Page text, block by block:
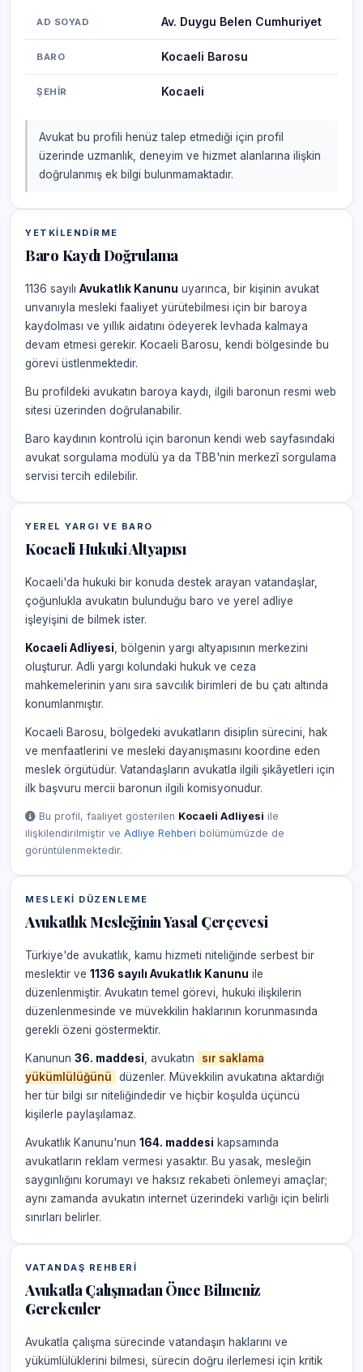
AD SOYAD Av. Duygu Belen Cumhuriyet
BARO Kocaeli Barosu
ŞEHIR Kocaeli
Avukat bu profili henüz talep etmediği için profil
üzerinde uzmanlık, deneyim ve hizmet alanlarına ilişkin
doğrulanmış ek bilgi bulunmamaktadır.
YETKILENDIRME
Baro Kaydı Doğrulama
1136 sayılı Avukatlık Kanunu uyarınca, bir kişinin avukat
unvanıyla mesleki faaliyet yürütebilmesi için bir baroya
kaydolması ve yıllık aidatını ödeyerek levhada kalmaya
devam etmesi gerekir. Kocaeli Barosu, kendi bölgesinde bu
görevi üstlenmektedir.
Bu profildeki avukatın baroya kaydı, ilgili baronun resmi web
sitesi üzerinden doğrulanabilir.
Baro kaydının kontrolü için baronun kendi web sayfasındaki
avukat sorgulama modülü ya da TBB'nin merkezî sorgulama
servisi tercih edilebilir.
YEREL YARGI VE BARO
Kocaeli Hukuki Altyapısı
Kocaeli'da hukuki bir konuda destek arayan vatandaşlar,
çoğunlukla avukatın bulunduğu baro ve yerel adliye
işleyişini de bilmek ister.
Kocaeli Adliyesi , bölgenin yargı altyapısının merkezini
oluşturur. Adli yargı kolundaki hukuk ve ceza
mahkemelerinin yanı sıra savcılık birimleri de bu çatı altında
konumlanmıştır.
Kocaeli Barosu, bölgedeki avukatların disiplin sürecini, hak
ve menfaatlerini ve mesleki dayanışmasını koordine eden
meslek örgütüdür. Vatandaşların avukatla ilgili şikâyetleri için
ilk başvuru mercii baronun ilgili komisyonudur.
Bu profil, faaliyet gösterilen Kocaeli Adliyesi ile
ilişkilendirilmiştir ve Adliye Rehberi bölümümüzde de
görüntülenmektedir.
MESLEKI DÜZENLEME
Avukatlık Mesleğinin Yasal Çerçevesi
Türkiye'de avukatlık, kamu hizmeti niteliğinde serbest bir
meslektir ve 1136 sayılı Avukatlık Kanunu ile
düzenlenmiştir. Avukatın temel görevi, hukuki ilişkilerin
düzenlenmesinde ve müvekkilin haklarının korunmasında
gerekli özeni göstermektir.
Kanunun 36. maddesi , avukatın
sır saklama
yükümlülüğünü
düzenler. Müvekkilin avukatına aktardığı
her tür bilgi sır niteliğindedir ve hiçbir koşulda üçüncü
kişilerle paylaşılamaz.
Avukatlık Kanunu'nun 164. maddesi kapsamında
avukatların reklam vermesi yasaktır. Bu yasak, mesleğin
saygınlığını korumayı ve haksız rekabeti önlemeyi amaçlar;
aynı zamanda avukatın internet üzerindeki varlığı için belirli
sınırları belirler.
VATANDAŞ REHBERI
Avukatla Çalışmadan Önce Bilmeniz
Gerekenler
Avukatla çalışma sürecinde vatandaşın haklarını ve
yükümlülüklerini bilmesi, sürecin doğru ilerlemesi için kritik